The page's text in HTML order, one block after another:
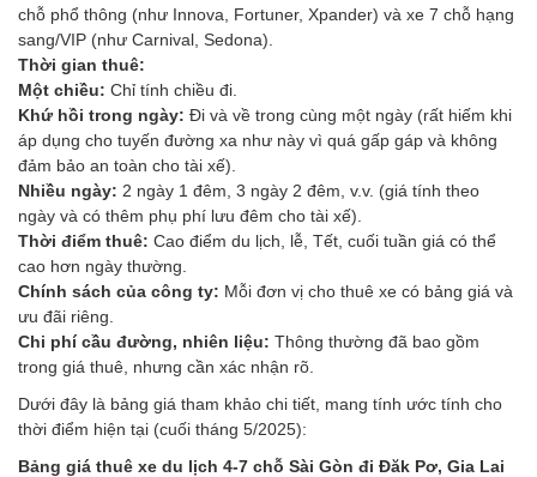
chỗ phổ thông (như Innova, Fortuner, Xpander) và xe 7 chỗ hạng
sang/VIP (như Carnival, Sedona).
Thời gian thuê:
Một chiều: Chỉ tính chiều đi.
Khứ hồi trong ngày: Đi và về trong cùng một ngày (rất hiếm khi
áp dụng cho tuyến đường xa như này vì quá gấp gáp và không
đảm bảo an toàn cho tài xế).
Nhiều ngày: 2 ngày 1 đêm, 3 ngày 2 đêm, v.v. (giá tính theo
ngày và có thêm phụ phí lưu đêm cho tài xế).
Thời điểm thuê: Cao điểm du lịch, lễ, Tết, cuối tuần giá có thể
cao hơn ngày thường.
Chính sách của công ty: Mỗi đơn vị cho thuê xe có bảng giá và
ưu đãi riêng.
Chi phí cầu đường, nhiên liệu: Thông thường đã bao gồm
trong giá thuê, nhưng cần xác nhận rõ.
Dưới đây là bảng giá tham khảo chi tiết, mang tính ước tính cho
thời điểm hiện tại (cuối tháng 5/2025):
Bảng giá thuê xe du lịch 4-7 chỗ Sài Gòn đi Đăk Pơ, Gia Lai